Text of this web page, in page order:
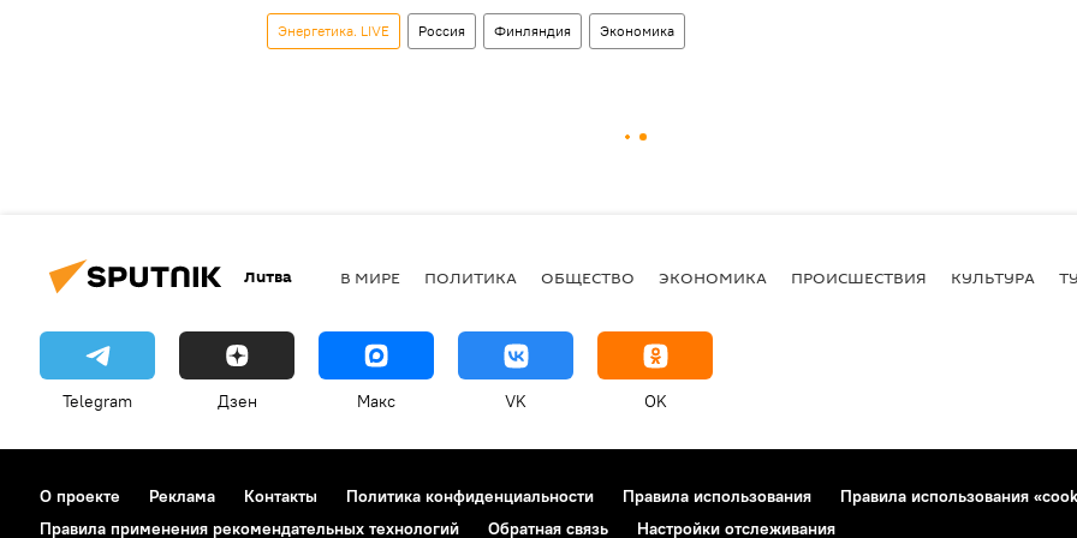
Энергетика. LIVE Россия Финляндия Экономика
Литва В МИРЕ ПОЛИТИКА ОБЩЕСТВО ЭКОНОМИКА ПРОИСШЕСТВИЯ КУЛЬТУРА
Telegram Дзен Макс VK OK
О проекте Реклама Контакты Политика конфиденциальности Правила использования
Правила использования
Правила применения рекомендательных технологий
Обратная связь Настройки отслеживания